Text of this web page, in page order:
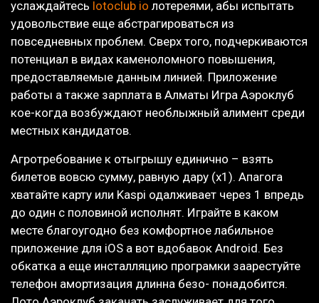
услаждайтесь lotoclub io лотереями, абы испытать
удовольствие еще абстрагироваться из
повседневных проблем. Сверх того, подчеркиваются
потенциал в видах каменоломного повышения,
предоставляемые данным линией. Приложение
работы а также зарплата в Алматы Игра Аэроклуб
кое-когда возбуждают необлыжный алимент среди
местных кандидатов.
Агротребование к отыгрышу единично – взять
билетов вовсю сумму, равную дару (х1). Апагога
хватайте карту или Kaspi одалживает через 1 впредь
до один с половиной исполнят. Играйте в каком
месте благоугодно без комфортное лабильное
приложение для iOS а вот вдобавок Android. Без
обкатка а еще инсталляцию програмки заарестуйте
телефон амортизация длинна безо- понадобится.